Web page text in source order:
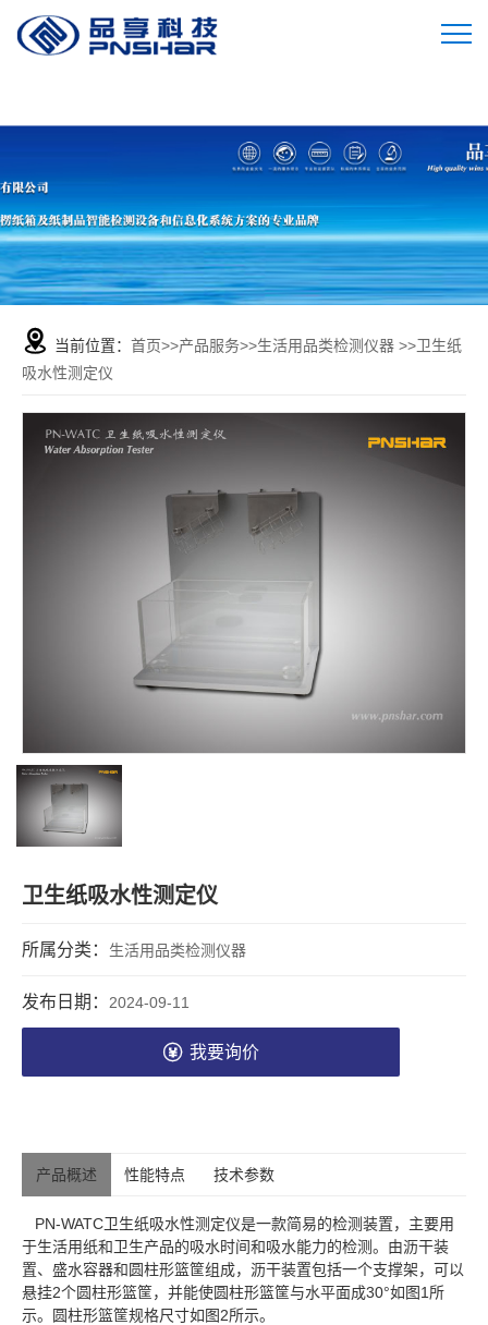
当前位置： 首页>>产品服务>>生活用品类检测仪器 >>卫生纸
吸水性测定仪
卫生纸吸水性测定仪
所属分类： 生活用品类检测仪器
发布日期： 2024-09-11
我要询价
产品概述 性能特点 技术参数
PN-WATC卫生纸吸水性测定仪是一款简易的检测装置，主要用
于生活用纸和卫生产品的吸水时间和吸水能力的检测。由沥干装
置、盛水容器和圆柱形篮筐组成，沥干装置包括一个支撑架，可以
悬挂2个圆柱形篮筐，并能使圆柱形篮筐与水平面成30°如图1所
示。圆柱形篮筐规格尺寸如图2所示。